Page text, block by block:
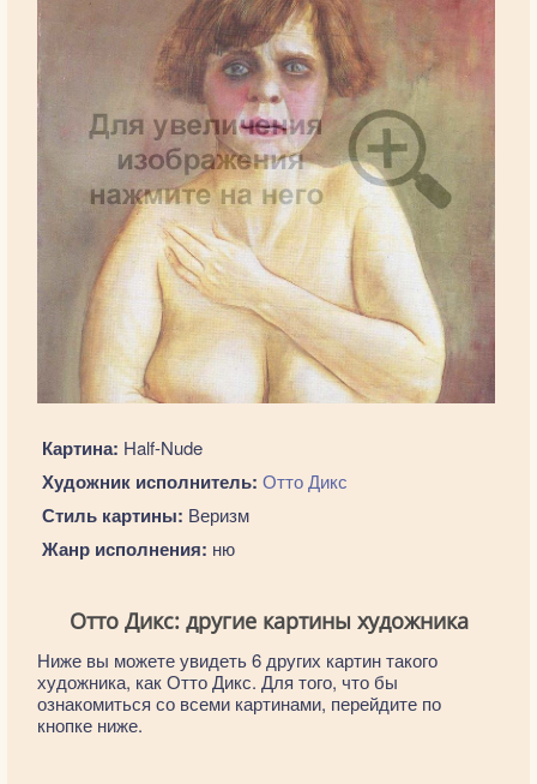
Картина: Half-Nude
Художник исполнитель: Отто Дикс
Стиль картины: Веризм
Жанр исполнения: ню
Отто Дикс: другие картины художника
Ниже вы можете увидеть 6 других картин такого
художника, как Отто Дикс. Для того, что бы
ознакомиться со всеми картинами, перейдите по
кнопке ниже.